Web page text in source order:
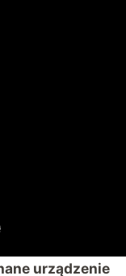
urządzenie